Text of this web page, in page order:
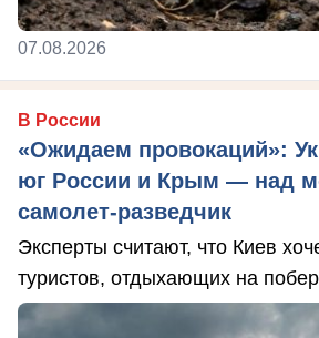
07.08.2026
В России
«Ожидаем провокаций»:
юг России и Крым — над
самолет-разведчик
Эксперты считают, что Киев
туристов, отдыхающих на